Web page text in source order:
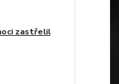
zastřelil